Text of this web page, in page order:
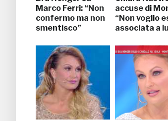
Marco Ferri: “Non
confermo ma non
smentisco”
accuse di
“Non voglio
associata a